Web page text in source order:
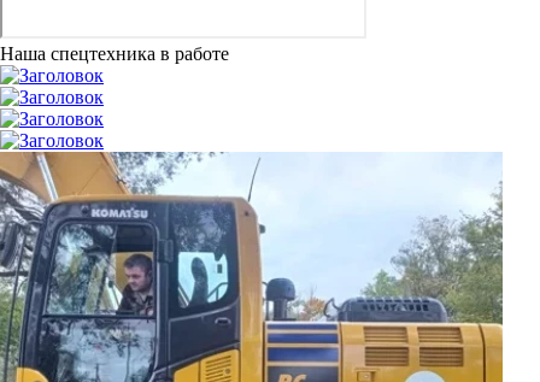
Наша спецтехника в работе